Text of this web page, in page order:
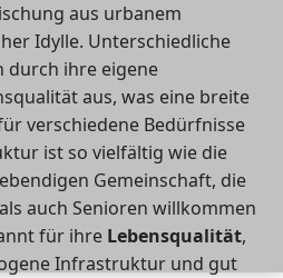
aus urbanem
Idylle. Unterschiedliche
durch ihre eigene
aus, was eine breite
verschiedene Bedürfnisse
ist so vielfältig wie die
Gemeinschaft, die
auch Senioren willkommen
für ihre Lebensqualität,
Infrastruktur und gut